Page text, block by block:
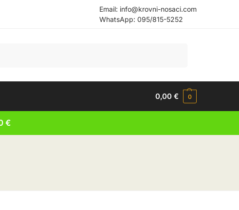
Email: info@krovni-nosaci.com
WhatsApp: 095/815-5252
0,00€ 0
€